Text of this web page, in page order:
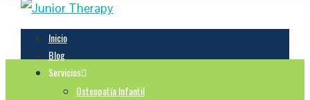
Inicio
Blog
Servicios
Osteopatía Infantil